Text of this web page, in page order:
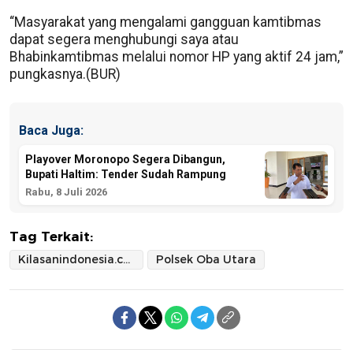
“Masyarakat yang mengalami gangguan kamtibmas
dapat segera menghubungi saya atau
Bhabinkamtibmas melalui nomor HP yang aktif 24 jam,”
pungkasnya.(BUR)
Baca Juga:
Playover Moronopo Segera Dibangun,
Bupati Haltim: Tender Sudah Rampung
Rabu, 8 Juli 2026
Tag Terkait:
Kilasanindonesia.com Polsek Oba Utara